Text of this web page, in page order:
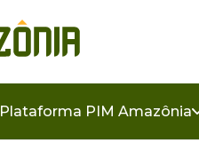
Plataforma PIM Amazônia